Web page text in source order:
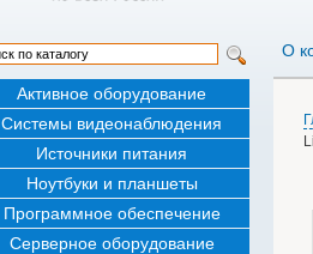
Активное оборудование
Системы видеонаблюдения
Источники питания
Ноутбуки и планшеты
Программное обеспечение
Серверное оборудование
О